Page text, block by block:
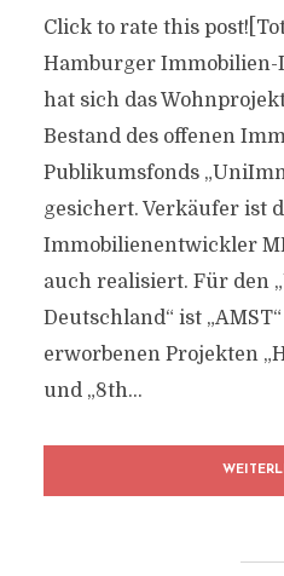
Click to rate this
Hamburger
hat sich das
Bestand des offenen
Publikumsfonds
gesichert. Verkäufer ist
Immobilienentwickler
auch realisiert. Für den
Deutschland“ ist
erworbenen Projekten
und „8th...